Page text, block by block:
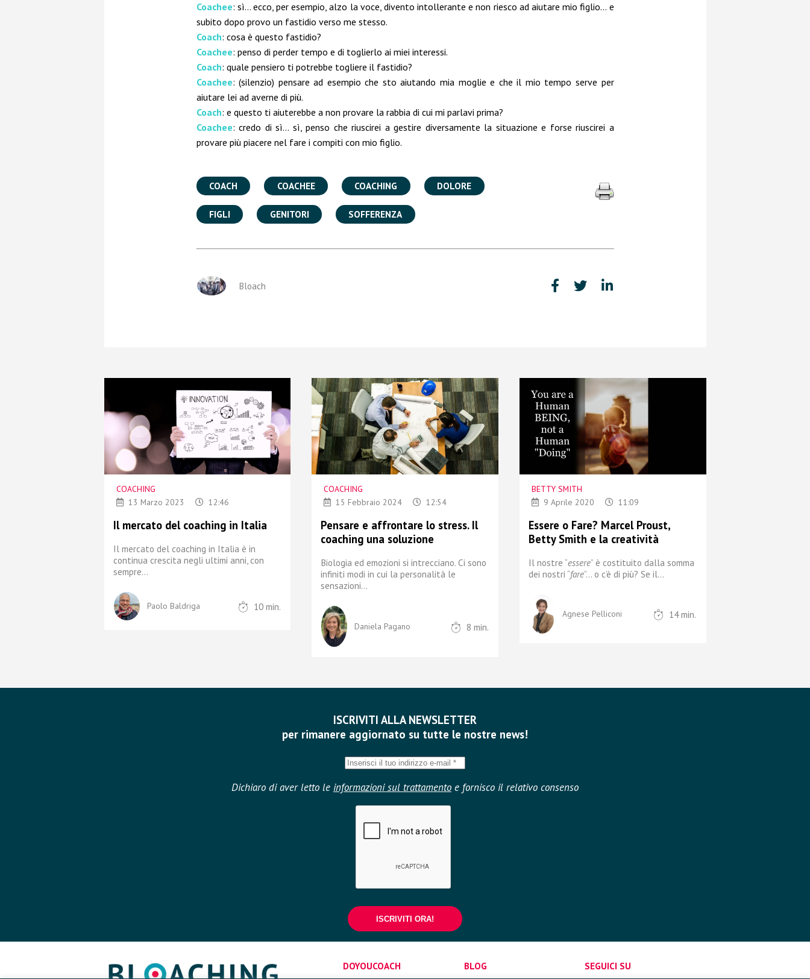
Coachee: sì… ecco, per esempio, alzo la voce, divento intollerante e non riesco ad aiutare mio figlio… e
subito dopo provo un fastidio verso me stesso.
Coach: cosa è questo fastidio?
Coachee: penso di perder tempo e di toglierlo ai miei interessi.
Coach: quale pensiero ti potrebbe togliere il fastidio?
Coachee: (silenzio) pensare ad esempio che sto aiutando mia moglie e che il mio tempo serve per
aiutare lei ad averne di più.
Coach: e questo ti aiuterebbe a non provare la rabbia di cui mi parlavi prima?
Coachee: credo di sì… sì, penso che riuscirei a gestire diversamente la situazione e forse riuscirei a
provare più piacere nel fare i compiti con mio figlio.
COACH COACHEE COACHING DOLORE
FIGLI GENITORI SOFFERENZA
Bloach
COACHING
13 Marzo 2023
12:46
Il mercato del coaching in Italia
Il mercato del coaching in Italia è in
continua crescita negli ultimi anni, con
sempre...
Paolo Baldriga 10 min.
COACHING
15 Febbraio 2024
12:54
Pensare e affrontare lo stress. Il
coaching una soluzione
Biologia ed emozioni si intrecciano. Ci sono
infiniti modiin cui la personalità le
sensazioni...
Daniela Pagano 8 min.
BETTY SMITH
9 Aprile 2020
11:09
Essere o Fare? Marcel Proust,
Betty Smith e la creatività
Il nostre “essere” è costituito dalla somma
dei nostri “fare”… o c’è di più?Se il...
Agnese Pelliconi 14 min.
ISCRIVITI ALLA NEWSLETTER
per rimanere aggiornato su tutte le nostre news!
Dichiaro di aver letto le informazioni sul trattamento e fornisco il relativo consenso
DOYOUCOACH BLOG SEGUICI SU